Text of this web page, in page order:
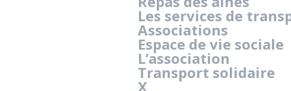
Les services de
Associations
Espace de vie sociale
L’association
Transport solidaire
X